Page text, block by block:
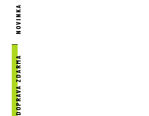
NOVINKA
DOPRAVA ZDARMA